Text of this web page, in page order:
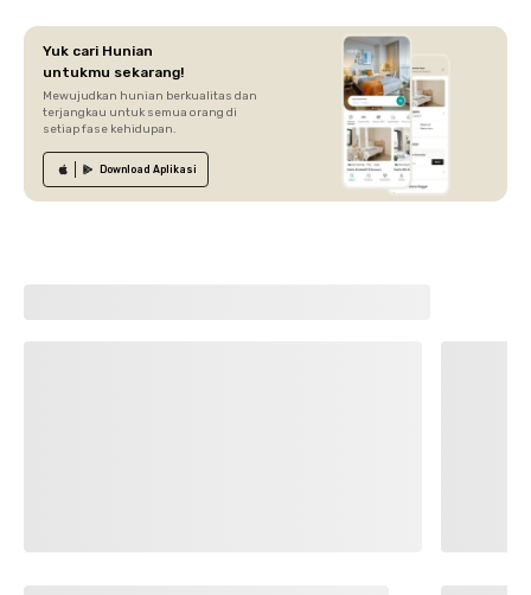
Yuk cari Hunian
untukmu sekarang!
Mewujudkan hunian berkualitas dan
terjangkau untuk semua orang di
setiap fase kehidupan.
Download Aplikasi